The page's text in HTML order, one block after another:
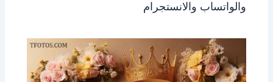
والواتساب والانستجرام